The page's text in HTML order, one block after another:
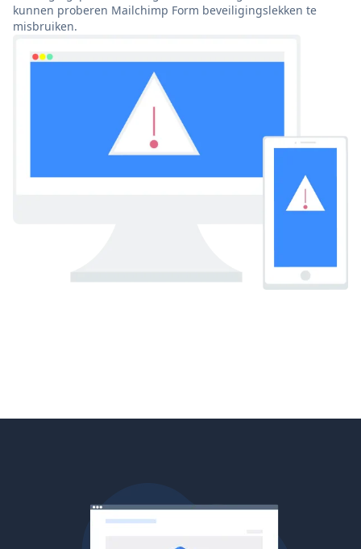
kunnen proberen Mailchimp Form beveiligingslekken te
misbruiken.